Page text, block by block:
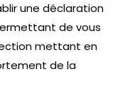
une déclaration
de vous
mettant en
de la